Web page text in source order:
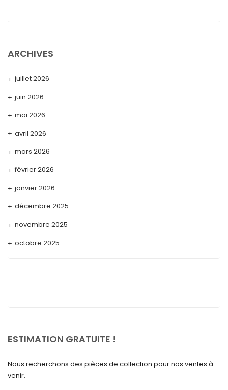
ARCHIVES
juillet 2026
juin 2026
mai 2026
avril 2026
mars 2026
février 2026
janvier 2026
décembre 2025
novembre 2025
octobre 2025
avril 2025
ESTIMATION GRATUITE !
Nous recherchons des pièces de collection pour nos ventes à
venir.